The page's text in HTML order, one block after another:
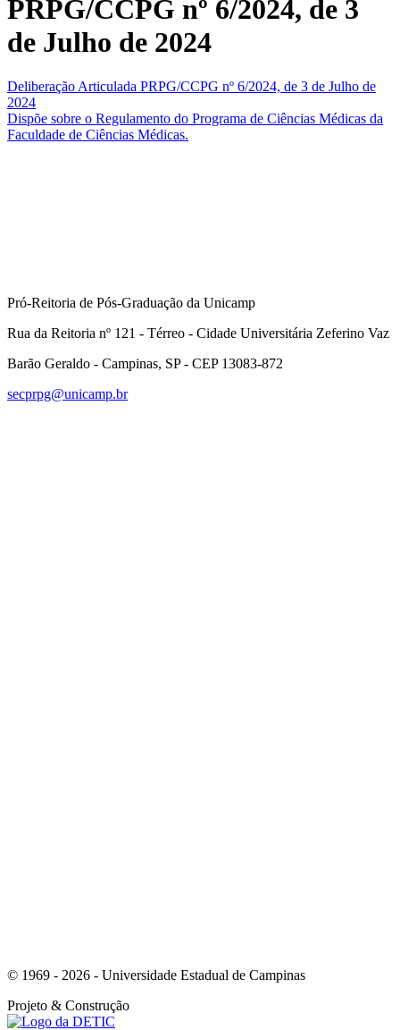
PRPG/CCPG nº 6/2024, de 3
de Julho de 2024
Deliberação Articulada PRPG/CCPG nº 6/2024, de 3 de Julho de
2024
Dispõe sobre o Regulamento do Programa de Ciências Médicas da
Faculdade de Ciências Médicas.
Pró-Reitoria de Pós-Graduação da Unicamp
Rua da Reitoria nº 121 - Térreo - Cidade Universitária Zeferino Vaz
Barão Geraldo - Campinas, SP - CEP 13083-872
secprpg@unicamp.br
© 1969 - 2026 - Universidade Estadual de Campinas
Projeto & Construção